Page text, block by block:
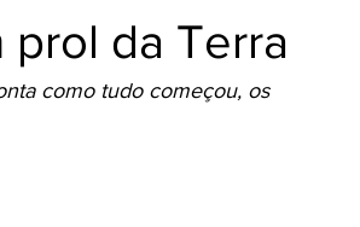
da Terra
como tudo começou, os